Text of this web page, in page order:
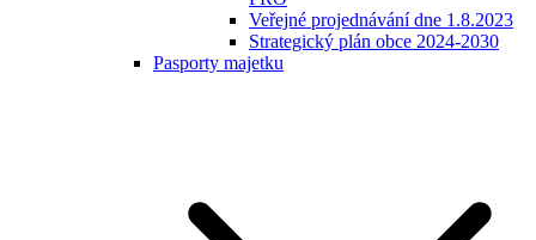
Veřejné projednávání dne 1.8.2023
Strategický plán obce 2024-2030
Pasporty majetku